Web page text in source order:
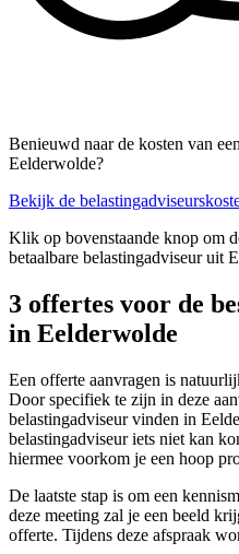
Benieuwd naar de kosten van
Eelderwolde?
Bekijk de
Klik op bovenstaande knop om
betaalbare belastingadviseur uit
3 offertes voor de
in Eelderwolde
Een offerte aanvragen is
Door specifiek te zijn in deze
belastingadviseur vinden in
belastingadviseur iets niet kan
hiermee voorkom je een hoop
De laatste stap is om een
deze meeting zal je een beeld
offerte. Tijdens deze afspraak